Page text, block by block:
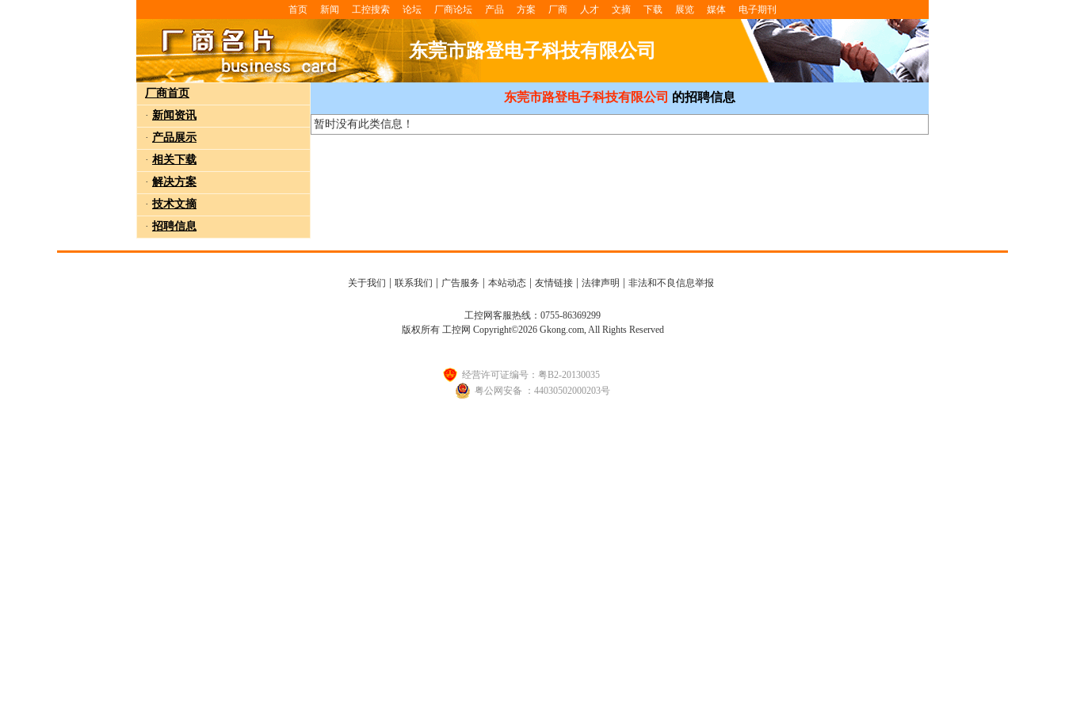
首页 新闻 工控搜索 论坛 厂商论坛 产品 方案 厂商 人才 文摘 下载 展览 媒体 电子期刊
东莞市路登电子科技有限公司
厂商首页
· 新闻资讯
· 产品展示
· 相关下载
· 解决方案
· 技术文摘
· 招聘信息
东莞市路登电子科技有限公司 的招聘信息
暂时没有此类信息！
关于我们 联系我们 广告服务 本站动态| 友情链接| 法律声明 非法和不良信息举报
工控网客服热线：0755-86369299
版权所有 工控网 Copyright©2026 Gkong.com, All Rights Reserved
经营许可证编号：粤B2-20130035
粤公网安备 ：44030502000203号